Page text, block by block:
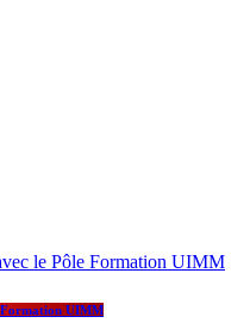
UIMM